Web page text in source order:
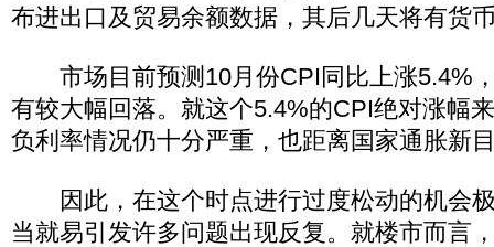
布进出口及贸易余额数据，其后几天将有货
市场目前预测10月份CPI同比上涨5.4%
有较大幅回落。就这个5.4%的CPI绝对涨幅
负利率情况仍十分严重，也距离国家通胀新
因此，在这个时点进行过度松动的机会
当就易引发许多问题出现反复。就楼市而言